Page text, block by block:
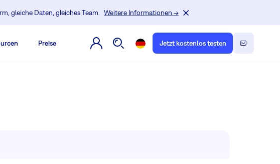
gleiche Daten, gleiches Team. Weitere Informationen →
Preise Jetzt kostenlos testen